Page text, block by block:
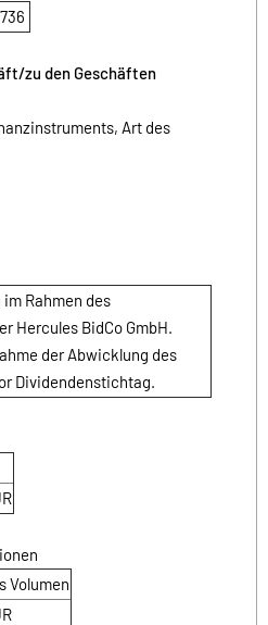
zu den Geschäften
Art des
Rahmen des
Hercules BidCo GmbH.
der Abwicklung des
Dividendenstichtag.
Volumen